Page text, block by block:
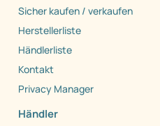
Sicher kaufen / verkaufen
Herstellerliste
Händlerliste
Kontakt
Privacy Manager
Händler